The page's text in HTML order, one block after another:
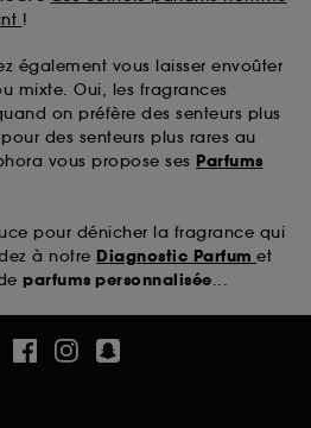
!
également vous laisser envoûter
mixte. Oui, les fragrances
on préfère des senteurs plus
des senteurs plus rares au
vous propose ses Parfums
pour dénicher la fragrance qui
à notre Diagnostic Parfum et
parfums personnalisée...